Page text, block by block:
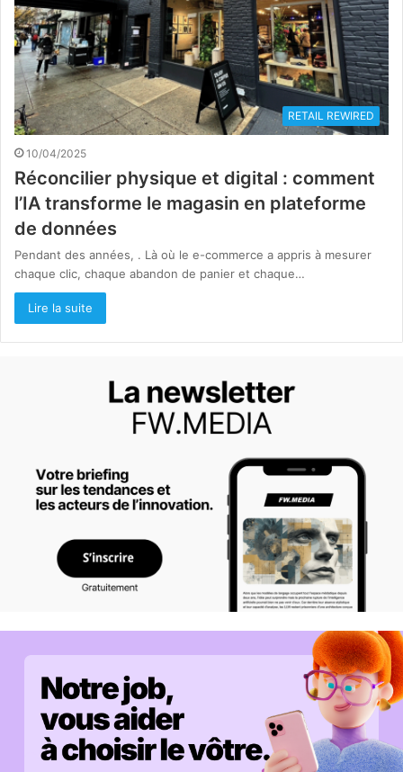
RETAIL REWIRED
10/04/2025
Réconcilier physique et digital : comment
l’IA transforme le magasin en plateforme
de données
Pendant des années, . Là où le e-commerce a appris à mesurer
chaque clic, chaque abandon de panier et chaque…
Lire la suite